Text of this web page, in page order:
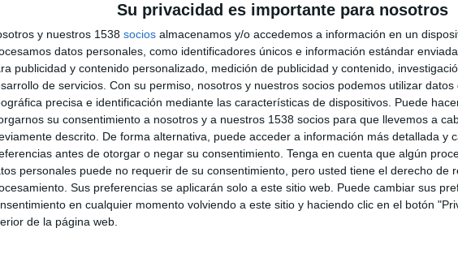
Su privacidad es importante para nosotros
y nuestros 1538 socios almacenamos y/o accedemos a información en un
datos personales, como identificadores únicos e información estándar
publicidad y contenido personalizado, medición de publicidad y contenido,
de servicios. Con su permiso, nosotros y nuestros socios podemos utilizar datos
precisa e identificación mediante las características de dispositivos. Puede
su consentimiento a nosotros y a nuestros 1538 socios para que llevemos a
descrito. De forma alternativa, puede acceder a información más detallada y
antes de otorgar o negar su consentimiento. Tenga en cuenta que algún
personales puede no requerir de su consentimiento, pero usted tiene el derecho de
Sus preferencias se aplicarán solo a este sitio web. Puede cambiar sus
en cualquier momento volviendo a este sitio y haciendo clic en el botón
de la página web.
& Laura Tarradas
Agustín Escámez